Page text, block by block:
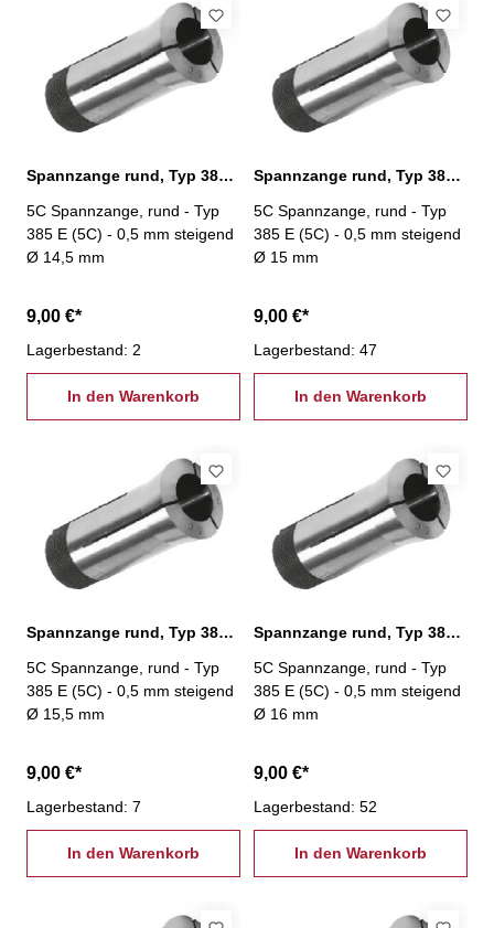
Spannzange rund, Typ 385 E (5C) Ø 14,5 mm
5C Spannzange, rund - Typ
385 E (5C) - 0,5 mm steigend
Ø 14,5 mm
9,00 €*
Lagerbestand: 2
In den Warenkorb
Spannzange rund, Typ 385 E (5C) Ø 15,0 mm
5C Spannzange, rund - Typ
385 E (5C) - 0,5 mm steigend
Ø 15 mm
9,00 €*
Lagerbestand: 47
In den Warenkorb
Spannzange rund, Typ 385 E (5C) Ø 15,5 mm
5C Spannzange, rund - Typ
385 E (5C) - 0,5 mm steigend
Ø 15,5 mm
9,00 €*
Lagerbestand: 7
In den Warenkorb
Spannzange rund, Typ 385 E (5C) Ø 16,0 mm
5C Spannzange, rund - Typ
385 E (5C) - 0,5 mm steigend
Ø 16 mm
9,00 €*
Lagerbestand: 52
In den Warenkorb